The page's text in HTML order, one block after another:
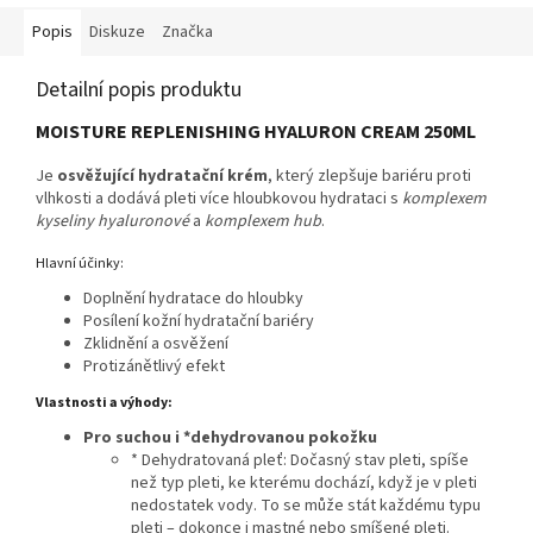
Popis Diskuze Značka
Detailní popis produktu
MOISTURE REPLENISHING HYALURON CREAM 250ML
Je osvěžující hydratační krém, který zlepšuje bariéru proti
vlhkosti a dodává pleti více hloubkovou hydrataci s komplexem
kyseliny hyaluronové a komplexem hub.
Hlavní účinky:
Doplnění hydratace do hloubky
Posílení kožní hydratační bariéry
Zklidnění a osvěžení
Protizánětlivý efekt
Vlastnosti a výhody:
Pro suchou i *dehydrovanou pokožku
* Dehydratovaná pleť: Dočasný stav pleti, spíše
než typ pleti, ke kterému dochází, když je v pleti
nedostatek vody. To se může stát každému typu